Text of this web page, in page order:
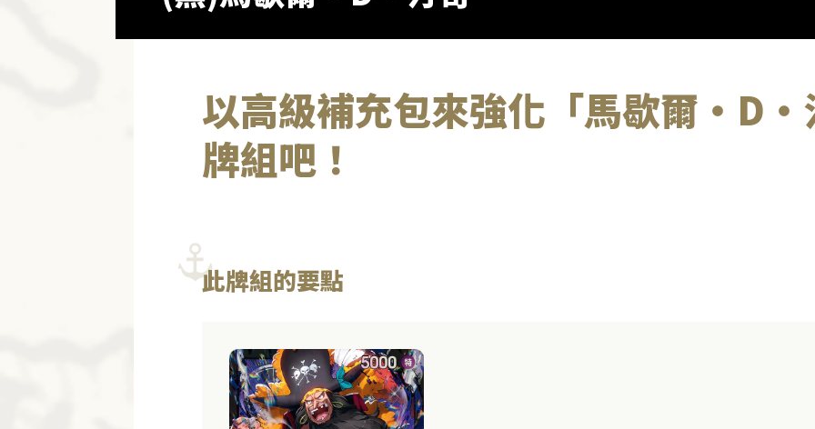
以高級補充包來強化「馬歇爾・D
牌組吧！
此牌組的要點